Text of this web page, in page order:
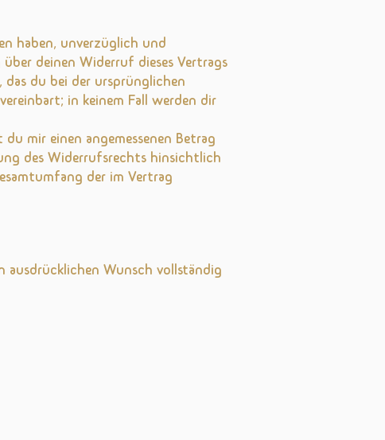
haben, unverzüglich und
deinen Widerruf dieses Vertrags
das du bei der ursprünglichen
in keinem Fall werden dir
mir einen angemessenen Betrag
des Widerrufsrechts hinsichtlich
der im Vertrag
Wunsch vollständig